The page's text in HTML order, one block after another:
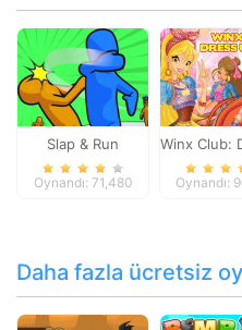
Slap & Run
Oynandı: 71,480
Winx Club:
Oynandı:
Daha fazla ücretsiz